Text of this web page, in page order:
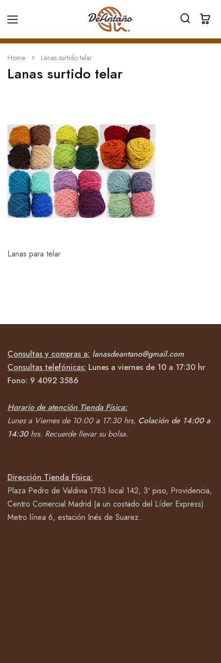
Home Lanas surtido telar
Lanas surtido telar
Lanas para telar
Consultas y compras a: lanasdeantano@gmail.com
Consultas telefónicas: Lunes a viernes de 10 a 17:30 hr
Fono: 9 4092 3586
Horario de atención Tienda Física:
Lunes a Viernes de 10:00 a 17:30 hrs, Colación de 14:00 a
14:30hrs. Recuerde llevar su bolsa.
Dirección Tienda Física:
Plaza Pedro de Valdivia 1783 local 142, 3º piso, Providencia,
Centro Comercial Madrid (a un costado del Líder Express).
Metro línea 6, estación Inés de Suarez.